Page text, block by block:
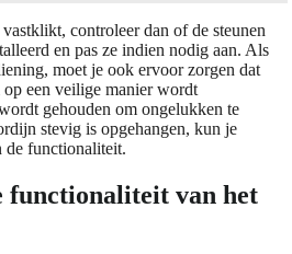
controleer dan of de steunen
en pas ze indien nodig aan. Als
moet je ook ervoor zorgen dat
een veilige manier wordt
gehouden om ongelukken te
stevig is opgehangen, kun je
de functionaliteit.
functionaliteit van het